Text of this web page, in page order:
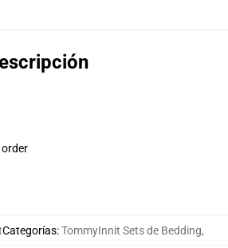
Categorías:TommyInnit Sets de Bedding,